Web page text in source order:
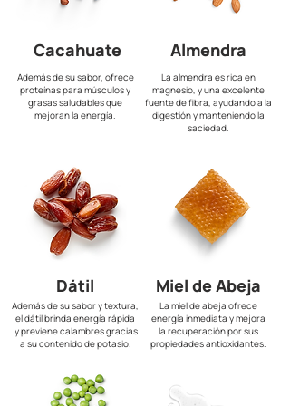
Cacahuate Almendra
Además de su sabor, ofrece
proteínas para músculos y
grasas saludables que
mejoran la energía.
La almendra es rica en
magnesio, y una excelente
fuente de fibra, ayudando a la
digestión y manteniendo la
saciedad.
Dátil Miel de Abeja
Además de su sabor y textura,
el dátil brinda energía rápida
y previene calambres gracias
a su contenido de potasio.
La miel de abeja ofrece
energía inmediata y mejora
la recuperación por sus
propiedades antioxidantes.